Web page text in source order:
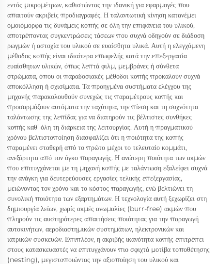
εντός μικρομέτρων, καθιστώντας την ιδανική για εφαρμογές που
απαιτούν ακριβείς προδιαγραφές. Η ταλαντωτική κίνηση κατανέμει
ομοιόμορφα τις δυνάμεις κοπής σε όλη την επιφάνεια του υλικού,
αποτρέποντας συγκεντρώσεις τάσεων που συχνά οδηγούν σε διάδοση
ρωγμών ή αστοχία του υλικού σε ευαίσθητα υλικά. Αυτή η ελεγχόμενη
μέθοδος κοπής είναι ιδιαίτερα επωφελής κατά την επεξεργασία
ευαίσθητων υλικών, όπως λεπτά φιλμ, μεμβράνες ή σύνθετα
στρώματα, όπου οι παραδοσιακές μέθοδοι κοπής προκαλούν συχνά
αποκόλληση ή σχισίματα. Τα προηγμένα συστήματα ελέγχου της
μηχανής παρακολουθούν συνεχώς τις παραμέτρους κοπής και
προσαρμόζουν αυτόματα την ταχύτητα, την πίεση και τη συχνότητα
ταλάντωσης της λεπίδας για να διατηρούν τις βέλτιστες συνθήκες
κοπής καθ’ όλη τη διάρκεια της λειτουργίας. Αυτή η πραγματικού
χρόνου βελτιστοποίηση διασφαλίζει ότι η ποιότητα της κοπής
παραμένει σταθερή από το πρώτο μέχρι το τελευταίο κομμάτι,
ανεξάρτητα από τον όγκο παραγωγής. Η ανώτερη ποιότητα των ακμών
που επιτυγχάνεται με τη μηχανή κοπής με ταλάντωση εξαλείφει συχνά
την ανάγκη για δευτερεύουσες εργασίες τελικής επεξεργασίας,
μειώνοντας τον χρόνο και το κόστος παραγωγής, ενώ βελτιώνει τη
συνολική ποιότητα των εξαρτημάτων. Η τεχνολογία αυτή ξεχωρίζει στη
δημιουργία λείων, χωρίς ακμές ανωμαλίες (burr-free) ακμών που
πληρούν τις αυστηρότερες απαιτήσεις ποιότητας για την παραγωγή
αυτοκινήτων, αεροδιαστημικών συστημάτων, ηλεκτρονικών και
ιατρικών συσκευών. Επιπλέον, η ακριβής ικανότητα κοπής επιτρέπει
στους κατασκευαστές να επιτυγχάνουν πιο σφιχτά μοτίβα τοποθέτησης
(nesting), μεγιστοποιώντας την αξιοποίηση του υλικού και